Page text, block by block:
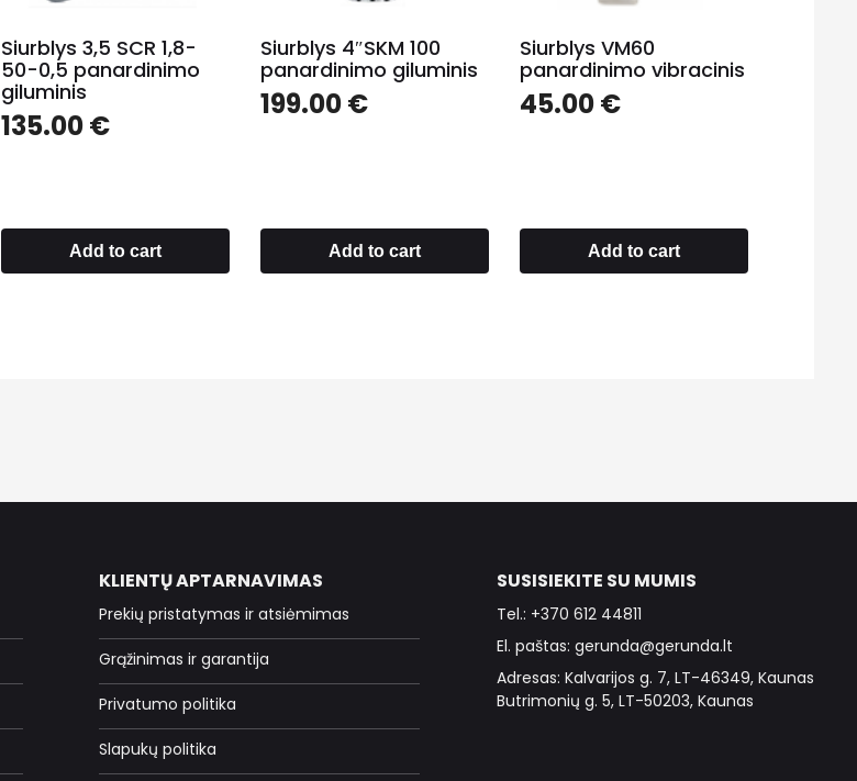
Siurblys 3,5 SCR 1,8-
50-0,5 panardinimo
giluminis
135.00€
Add to cart
Siurblys 4″SKM 100
panardinimo giluminis
199.00€
Add to cart
Siurblys VM60
panardinimo vibracinis
45.00€
Add to cart
KLIENTŲ APTARNAVIMAS
Prekių pristatymas ir atsiėmimas
Grąžinimas ir garantija
Privatumo politika
Slapukų politika
SUSISIEKITE SU MUMIS
Tel.: +370 612 44811
El. paštas: gerunda@gerunda.lt
Adresas: Kalvarijos g. 7, LT-46349, Kaunas
Butrimonių g. 5, LT-50203, Kaunas